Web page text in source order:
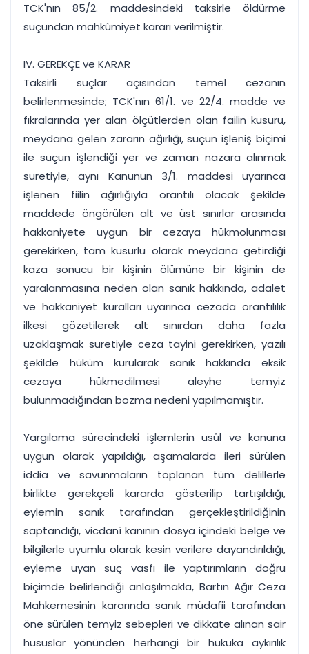
TCK'nın 85/2. maddesindeki taksirle öldürme
suçundan mahkûmiyet kararı verilmiştir.
IV. GEREKÇE ve KARAR
Taksirli suçlar açısından temel cezanın
belirlenmesinde; TCK'nın 61/1. ve 22/4. madde ve
fıkralarında yer alan ölçütlerden olan failin kusuru,
meydana gelen zararın ağırlığı, suçun işleniş biçimi
ile suçun işlendiği yer ve zaman nazara alınmak
suretiyle, aynı Kanunun 3/1. maddesi uyarınca
işlenen fiilin ağırlığıyla orantılı olacak şekilde
maddede öngörülen alt ve üst sınırlar arasında
hakkaniyete uygun bir cezaya hükmolunması
gerekirken, tam kusurlu olarak meydana getirdiği
kaza sonucu bir kişinin ölümüne bir kişinin de
yaralanmasına neden olan sanık hakkında, adalet
ve hakkaniyet kuralları uyarınca cezada orantılılık
ilkesi gözetilerek alt sınırdan daha fazla
uzaklaşmak suretiyle ceza tayini gerekirken, yazılı
şekilde hüküm kurularak sanık hakkında eksik
cezaya hükmedilmesi aleyhe temyiz
bulunmadığından bozma nedeni yapılmamıştır.
Yargılama sürecindeki işlemlerin usûl ve kanuna
uygun olarak yapıldığı, aşamalarda ileri sürülen
iddia ve savunmaların toplanan tüm delillerle
birlikte gerekçeli kararda gösterilip tartışıldığı,
eylemin sanık tarafından gerçekleştirildiğinin
saptandığı, vicdanî kanının dosya içindeki belge ve
bilgilerle uyumlu olarak kesin verilere dayandırıldığı,
eyleme uyan suç vasfı ile yaptırımların doğru
biçimde belirlendiği anlaşılmakla, Bartın Ağır Ceza
Mahkemesinin kararında sanık müdafii tarafından
öne sürülen temyiz sebepleri ve dikkate alınan sair
hususlar yönünden herhangi bir hukuka aykırılık